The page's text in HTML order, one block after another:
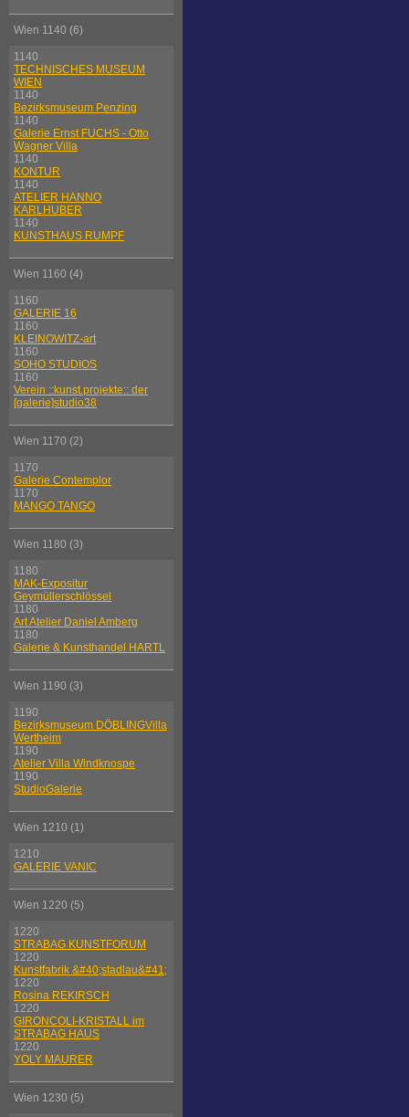
Wien 1140 (6)
1140
TECHNISCHES MUSEUM
WIEN
1140
Bezirksmuseum Penzing
1140
Galerie Ernst FUCHS - Otto
Wagner Villa
1140
KONTUR
1140
ATELIER HANNO
KARLHUBER
1140
KUNSTHAUS RUMPF
Wien 1160 (4)
1160
GALERIE 16
1160
KLEINOWITZ-art
1160
SOHO STUDIOS
1160
Verein ::kunst.projekte:: der
[galerie]studio38
Wien 1170 (2)
1170
Galerie Contemplor
1170
MANGO TANGO
Wien 1180 (3)
1180
MAK-Expositur
Geymüllerschlössel
1180
Art Atelier Daniel Amberg
1180
Galerie & Kunsthandel HARTL
Wien 1190 (3)
1190
Bezirksmuseum DÖBLINGVilla
Wertheim
1190
Atelier Villa Windknospe
1190
StudioGalerie
Wien 1210 (1)
1210
GALERIE VANIC
Wien 1220 (5)
1220
STRABAG KUNSTFORUM
1220
Kunstfabrik &#40;stadlau&#41;
1220
Rosina REKIRSCH
1220
GIRONCOLI-KRISTALL im
STRABAG HAUS
1220
YOLY MAURER
Wien 1230 (5)